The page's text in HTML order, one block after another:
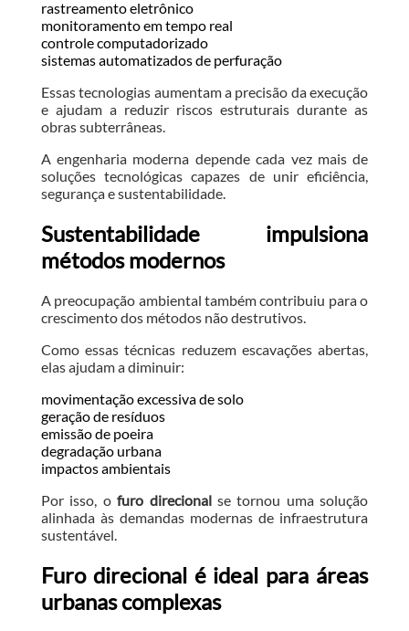
rastreamento eletrônico
monitoramento em tempo real
controle computadorizado
sistemas automatizados de perfuração
Essas tecnologias aumentam a precisão da execução
e ajudam a reduzir riscos estruturais durante as
obras subterrâneas.
A engenharia moderna depende cada vez mais de
soluções tecnológicas capazes de unir eficiência,
segurança e sustentabilidade.
Sustentabilidade impulsiona
métodos modernos
A preocupação ambiental também contribuiu para o
crescimento dos métodos não destrutivos.
Como essas técnicas reduzem escavações abertas,
elas ajudam a diminuir:
movimentação excessiva de solo
geração de resíduos
emissão de poeira
degradação urbana
impactos ambientais
Por isso, ofuro direcionalse tornou uma solução
alinhada às demandas modernas de infraestrutura
sustentável.
Furo direcional é ideal para áreas
urbanas complexas